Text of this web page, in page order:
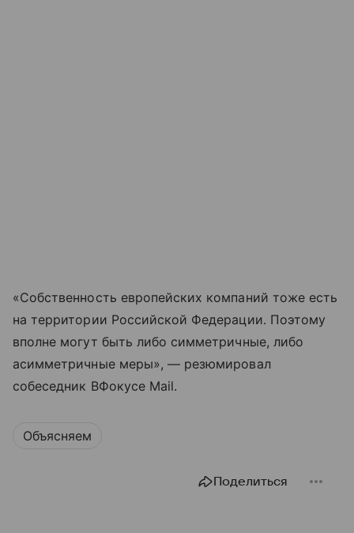
«Собственность европейских компаний тоже есть
на территории Российской Федерации. Поэтому
вполне могут быть либо симметричные, либо
асимметричные меры», — резюмировал
собеседник ВФокусе Mail.
Объясняем
Поделиться